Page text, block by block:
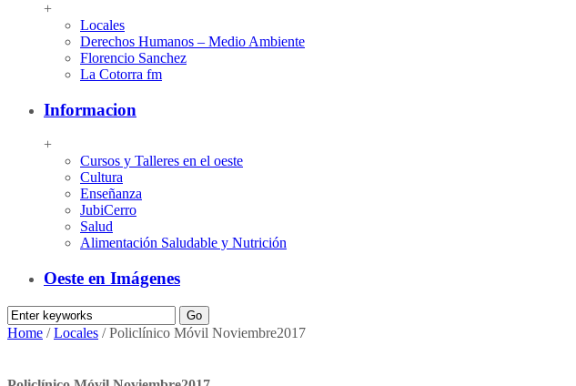
+
Locales
Derechos Humanos – Medio Ambiente
Florencio Sanchez
La Cotorra fm
Informacion
+
Cursos y Talleres en el oeste
Cultura
Enseñanza
JubiCerro
Salud
Alimentación Saludable y Nutrición
Oeste en Imágenes
Home /Locales /Policlínico Móvil Noviembre2017